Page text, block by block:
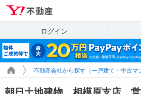
ログイン
不動産会社から探す（一戸建て・中古